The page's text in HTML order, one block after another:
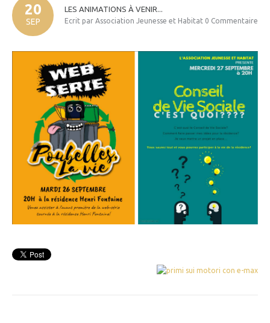
20
SEP
LES ANIMATIONS À VENIR...
Ecrit par Association Jeunesse et Habitat 0 Commentaire